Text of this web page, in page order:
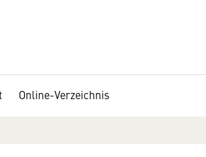
Online-Verzeichnis